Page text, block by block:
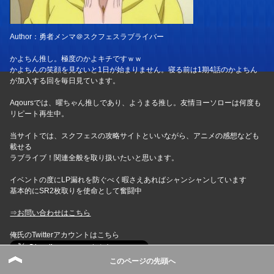
Author：勇者メンマ＠スクフェスラブライバー
かよちん推し。極度のかよキチですｗｗ
かよちんの笑顔を見ないと1日が始まりません。寝る前は1期4話のかよちん
が加入する回を毎日見ています。
Aqoursでは、曜ちゃん推しであり、ようまる推し。友情ヨーソローは何度も
リピート再生中。
当サイトでは、スクフェスの攻略サイトといいながら、アニメの感想なども
載せる
ラブライブ！関連全般を取り扱いたいと思います。
イベントの度にLP漏れを防ぐべく暇さえあればシャンシャンしています
基本的にSR2枚取りを使命として奮闘中
⇒お問い合わせはこちら
俺氏のTwitterアカウントはこちら
このページの先頭へ